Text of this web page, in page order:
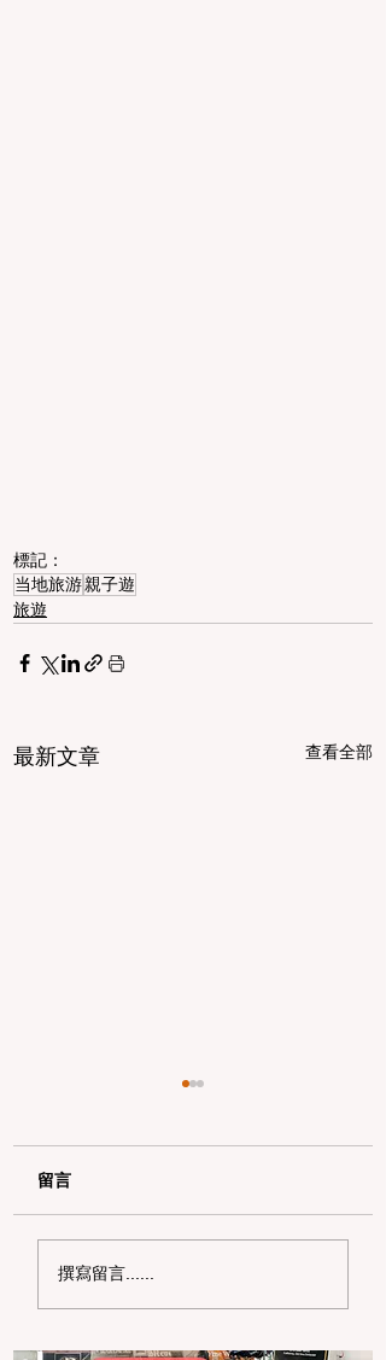
標記：
当地旅游親子遊
旅遊
最新文章 查看全部
加州野区露营必读：如
留言
撰寫留言......